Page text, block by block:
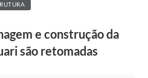
e construção da
são retomadas